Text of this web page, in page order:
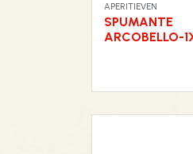
APERITIEVEN
SPUMANTE
ARCOBELLO-